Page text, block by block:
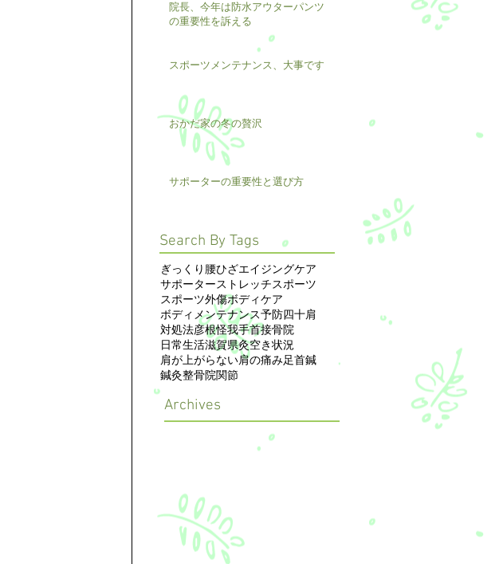
院長、今年は防水アウターパンツ
の重要性を訴える
スポーツメンテナンス、大事です
おかだ家の冬の贅沢
サポーターの重要性と選び方
Search By Tags
ぎっくり腰ひざエイジングケア
サポーターストレッチスポーツ
スポーツ外傷ボディケア
ボディメンテナンス予防四十肩
対処法彦根怪我手首接骨院
日常生活滋賀県灸空き状況
肩が上がらない肩の痛み足首鍼
鍼灸整骨院関節
Archives